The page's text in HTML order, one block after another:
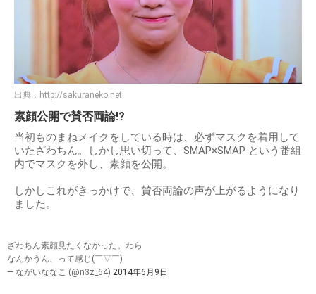
出典： http://sakuraneko.net
素顔公開で賛否両論!?
当初ものまねメイクをしている時は、必ずマスクを着用して
いたざわちん。しかし思い切って、SMAP×SMAP という番組
内でマスクを外し、素顔を公開。
しかしこれがきっかけで、賛否両論の声が上がるようになり
ました。
ざわちん素顔見たくなかった。わら
なんかうん、って感じ(￣▽￣)
— ながいななこ (@n3z_64) 2014年6月9日